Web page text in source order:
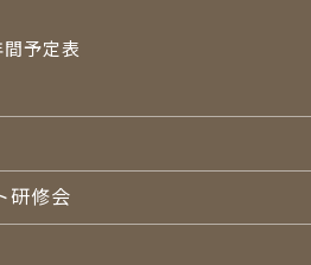
予定表
研修会